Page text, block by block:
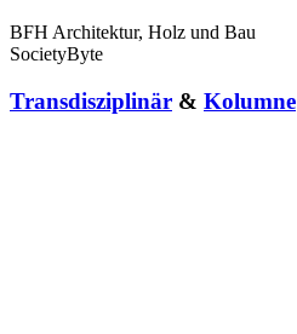
BFH Architektur, Holz und Bau
SocietyByte
Transdisziplinär & Kolumne